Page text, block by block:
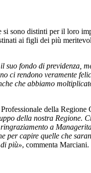
si sono distinti per il loro
ai figli dei più
fondo di previdenza,
ci rendono veramente
che abbiamo
della Regione
della nostra Regione.
a
per capire quelle che
più», commenta Marciani.